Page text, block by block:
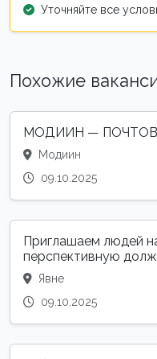
Уточняйте все
Похожие
МОДИИН —
Модиин
09.10.2025
Приглашаем людей
перспективную
Явне
09.10.2025